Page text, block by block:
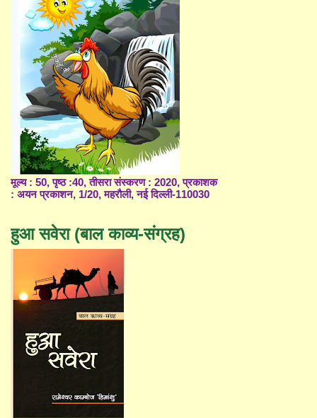
मूल्य : 50, पृष्ठ :40, तीसरा संस्करण : 2020, प्रकाशक
: अयन प्रकाशन, 1/20, महरौली, नई दिल्ली-110030
हुआ सवेरा (बाल काव्य-संग्रह)